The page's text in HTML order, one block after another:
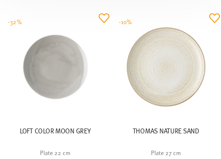
LOFT COLOR MOON GREY
Plate 22 cm
-32%
THOMAS NATURE SAND
Plate 27 cm
-10%